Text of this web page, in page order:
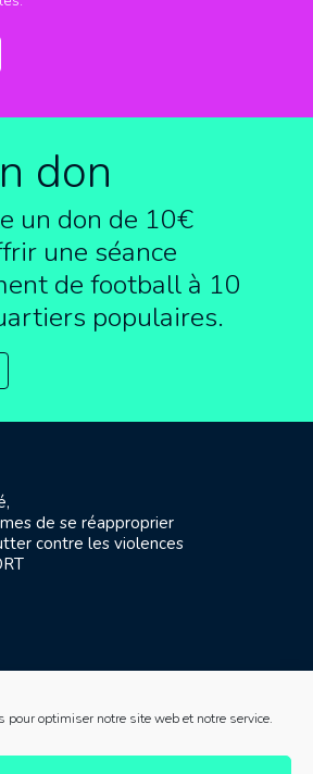
pour optimiser notre site web et notre service.
don
un don de 10€
une séance
de football à 10
populaires.
de se réapproprier
contre les violences